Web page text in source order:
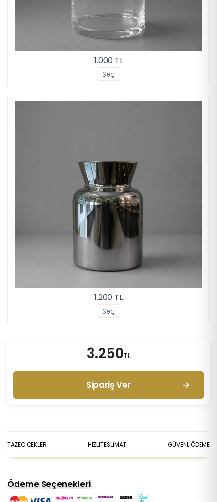
1.000 TL
Seç
1.200 TL
Seç
3.250TL
Sipariş Ver
TAZEÇİÇEKLER HIZLITESLİMAT GÜVENLİÖDEME
Ödeme Seçenekleri